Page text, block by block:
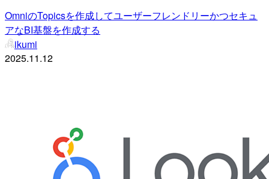
OmniのTopicsを作成してユーザーフレンドリーかつセキュ
アなBI基盤を作成する
ikumi
2025.11.12